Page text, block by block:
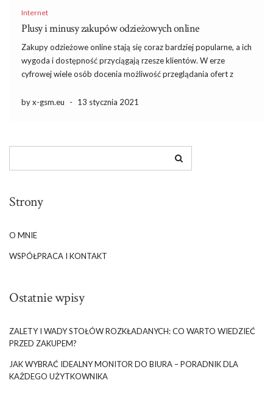
Internet
Plusy i minusy zakupów odzieżowych online
Zakupy odzieżowe online stają się coraz bardziej popularne, a ich
wygoda i dostępność przyciągają rzesze klientów. W erze
cyfrowej wiele osób docenia możliwość przeglądania ofert z
Jednak, mimo licznych korzyści, zakupy przez internet niosą ze
by x-gsm.eu - 13 stycznia 2021
Strony
O MNIE
WSPÓŁPRACA I KONTAKT
Ostatnie wpisy
ZALETY I WADY STOŁÓW ROZKŁADANYCH: CO WARTO WIEDZIEĆ
PRZED ZAKUPEM?
JAK WYBRAĆ IDEALNY MONITOR DO BIURA – PORADNIK DLA
KAŻDEGO UŻYTKOWNIKA